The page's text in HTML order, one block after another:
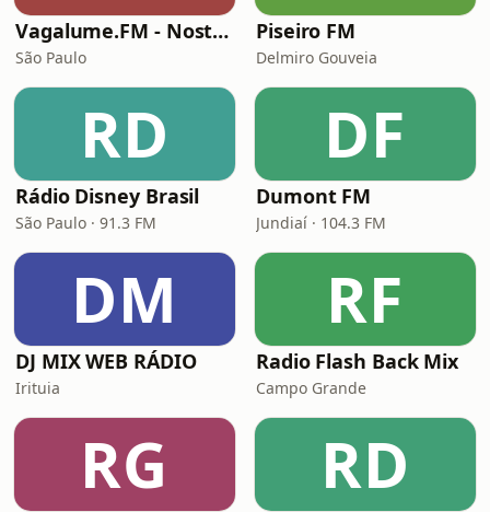
Vagalume.FM - Nostalgia (anos 2000)
São Paulo
Piseiro FM
Delmiro Gouveia
RD
Rádio Disney Brasil
São Paulo · 91.3 FM
DF
Dumont FM
Jundiaí · 104.3 FM
DM
DJ MIX WEB RÁDIO
Irituia
RF
Radio Flash Back Mix
Campo Grande
RG RD